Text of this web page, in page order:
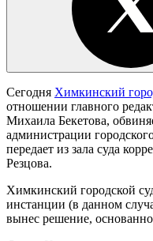
Сегодня Химкинский
отношении главного
Михаила Бекетова,
администрации
передает из зала суда
Резцова.
Химкинский городской
инстанции (в данном
вынес решение,